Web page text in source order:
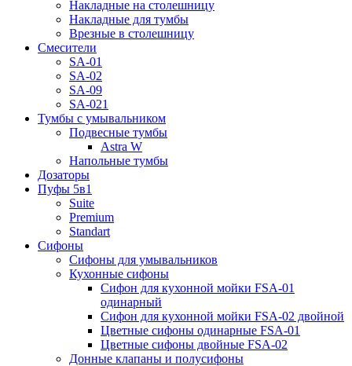
Накладные на столешницу
Накладные для тумбы
Врезные в столешницу
Смесители
SA-01
SA-02
SA-09
SA-021
Тумбы с умывальником
Подвесные тумбы
Astra W
Напольные тумбы
Дозаторы
Пуфы 5в1
Suite
Premium
Standart
Сифоны
Сифоны для умывальников
Кухонные сифоны
Сифон для кухонной мойки FSA-01
одинарный
Сифон для кухонной мойки FSA-02 двойной
Цветные сифоны одинарные FSA-01
Цветные сифоны двойные FSA-02
Донные клапаны и полусифоны